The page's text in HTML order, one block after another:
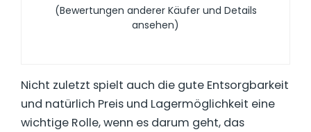
(Bewertungen anderer Käufer und Details
ansehen)
Nicht zuletzt spielt auch die gute Entsorgbarkeit
und natürlich Preis und Lagermöglichkeit eine
wichtige Rolle, wenn es darum geht, das